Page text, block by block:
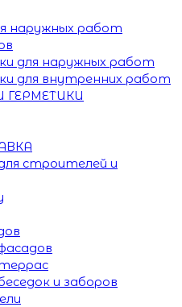
наружных работ
для наружных работ
для внутренних работ
ГЕРМЕТИКИ
строителей и
и заборов